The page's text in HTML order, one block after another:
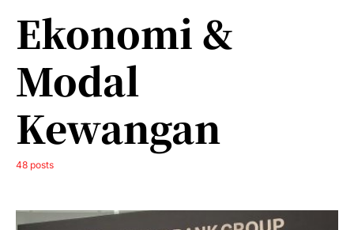
Ekonomi &
Modal
Kewangan
48 posts